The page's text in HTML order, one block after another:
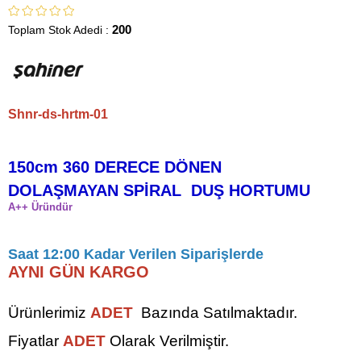
Toplam Stok Adedi : 200
Shnr-ds-hrtm-01
150cm 360 DERECE DÖNEN
DOLAŞMAYAN SPİRAL DUŞ HORTUMU
A++ Üründür
Saat 12:00 Kadar Verilen Siparişlerde
AYNI GÜN KARGO
Ürünlerimiz ADET Bazında Satılmaktadır.
Fiyatlar ADET Olarak Verilmiştir.